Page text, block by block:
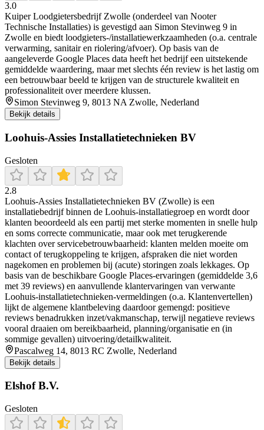
3.0
Kuiper Loodgietersbedrijf Zwolle (onderdeel van Nooter
Technische Installaties) is gevestigd aan Simon Stevinweg 9 in
Zwolle en biedt loodgieters-/installatiewerkzaamheden (o.a. centrale
verwarming, sanitair en riolering/afvoer). Op basis van de
aangeleverde Google Places data heeft het bedrijf een uitstekende
gemiddelde waardering, maar met slechts één review is het lastig om
een betrouwbaar beeld te krijgen van de structurele kwaliteit en
professionaliteit over meerdere klussen.
Simon Stevinweg 9, 8013 NA Zwolle, Nederland
Bekijk details
Loohuis-Assies Installatietechnieken BV
Gesloten
2.8
Loohuis-Assies Installatietechnieken BV (Zwolle) is een
installatiebedrijf binnen de Loohuis-installatiegroep en wordt door
klanten beoordeeld als een partij met sterke momenten in snelle hulp
en soms correcte communicatie, maar ook met terugkerende
klachten over servicebetrouwbaarheid: klanten melden moeite om
contact of terugkoppeling te krijgen, afspraken die niet worden
nagekomen en problemen bij (acute) storingen zoals lekkages. Op
basis van de beschikbare Google Places-ervaringen (gemiddelde 3,6
met 39 reviews) en aanvullende klantervaringen van verwante
Loohuis-installatietechnieken-vermeldingen (o.a. Klantenvertellen)
lijkt de algemene klantbeleving daardoor gemengd: positieve
reviews benadrukken inzet/vakmanschap, terwijl negatieve reviews
vooral draaien om bereikbaarheid, planning/organisatie en (in
sommige gevallen) uitvoering/detailkwaliteit.
Pascalweg 14, 8013 RC Zwolle, Nederland
Bekijk details
Elshof B.V.
Gesloten